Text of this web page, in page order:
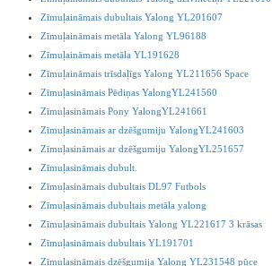
Zīmuļaināmais dubultais Yalong YL201607
Zīmuļaināmais metāla Yalong YL96188
Zīmuļaināmais metāla YL191628
Zīmuļaināmais trīsdaļīgs Yalong YL211656 Space
Zīmuļasināmais Pēdiņas YalongYL241560
Zīmuļasināmais Pony YalongYL241661
Zīmuļasināmais ar dzēšgumiju YalongYL241603
Zīmuļasināmais ar dzēšgumiju YalongYL251657
Zīmuļasināmais dubult.
Zīmuļasināmais dubultais DL97 Futbols
Zīmuļasināmais dubultais metāla yalong
Zīmuļasināmais dubultais Yalong YL221617 3 krāsas
Zīmuļasināmais dubultais YL191701
Zīmuļasināmais dzēšgumija Yalong YL231548 pūce